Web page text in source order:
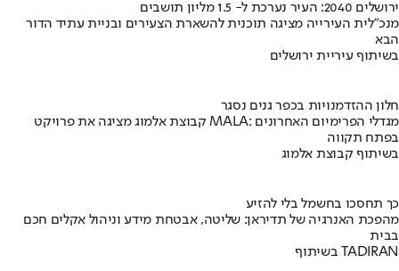
ירושלים 2040: העיר נערכת ל- 1.5 מליון תושבים
מנכ"לית העירייה מציגה תוכנית להשארת הצעירים ובניית עתיד הדור
הבא
בשיתוף עיריית ירושלים
חלון ההזדמנויות בכפר גנים נסגר
קבוצת אלמוג מציגה את פרויקט MALA: מגדלי הפרימיום האחרונים
בפתח תקווה
בשיתוף קבוצת אלמוג
כך תחסכו בחשמל בלי להזיע
מהפכת האנרגיה של תדיראן: שליטה, אבטחת מידע וניהול אקלים חכם
בבית
בשיתוף TADIRAN